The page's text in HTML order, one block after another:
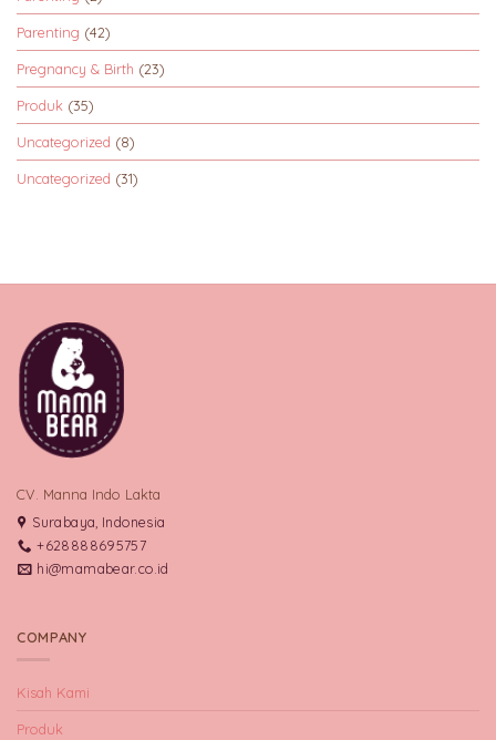
Parenting (42)
Pregnancy & Birth (23)
Produk (35)
Uncategorized (8)
Uncategorized (31)
CV. Manna Indo Lakta
Surabaya, Indonesia
+628888695757
hi@mamabear.co.id
COMPANY
Kisah Kami
Produk